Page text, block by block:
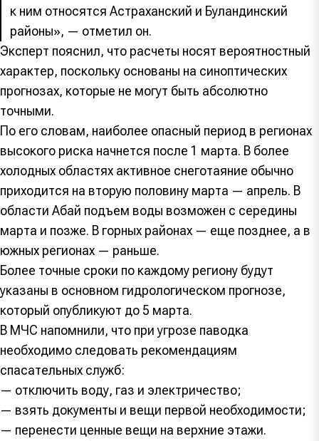
к ним относятся Астраханский и Буландинский
районы», — отметил он.
Эксперт пояснил, что расчеты носят вероятностный
характер, поскольку основаны на синоптических
прогнозах, которые не могут быть абсолютно
точными.
По его словам, наиболее опасный период в регионах
высокого риска начнется после 1 марта. В более
холодных областях активное снеготаяние обычно
приходится на вторую половину марта — апрель. В
области Абай подъем воды возможен с середины
марта и позже. В горных районах — еще позднее, а в
южных регионах — раньше.
Более точные сроки по каждому региону будут
указаны в основном гидрологическом прогнозе,
который опубликуют до 5 марта.
В МЧС напомнили, что при угрозе паводка
необходимо следовать рекомендациям
спасательных служб:
— отключить воду, газ и электричество;
— взять документы и вещи первой необходимости;
— перенести ценные вещи на верхние этажи.